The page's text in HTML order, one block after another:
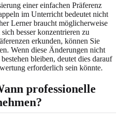
einer einfachen Präferenz
im Unterricht bedeutet nicht
Lerner braucht möglicherweise
besser konzentrieren zu
erkunden, können Sie
Wenn diese Änderungen nicht
bleiben, deutet dies darauf
erforderlich sein könnte.
professionelle